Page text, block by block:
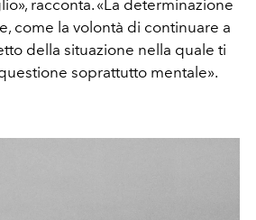
racconta. «La determinazione
come la volontà di continuare a
della situazione nella quale ti
soprattutto mentale».